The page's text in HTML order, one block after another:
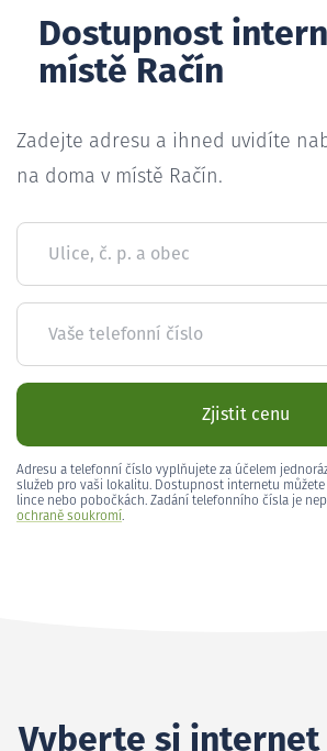
Dostupnost
místě Račín
Zadejte adresu a ihned uvidíte
na doma v místě Račín.
Ulice, č. p. a obec
Vaše telefonní číslo
Zjistit cenu
Adresu a telefonní číslo vyplňujete za účelem
služeb pro vaši lokalitu. Dostupnost internetu
lince nebo pobočkách. Zadání telefonního čísla je
ochraně soukromí.
Vyberte si internet